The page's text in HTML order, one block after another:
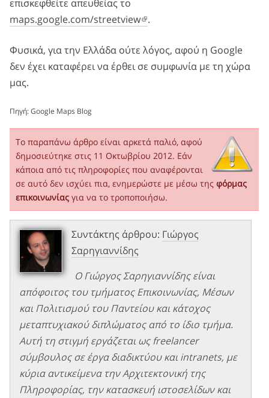
επισκεφθείτε απευθείας το
maps.google.com/streetview .
Φυσικά, για την Ελλάδα ούτε λόγος, αφού η Google
δεν έχει καταφέρει να έρθει σε συμφωνία με τη χώρα
μας.
Πηγή:Google Maps Blog
Το παραπάνω άρθρο είναι αρκετά παλιό, αφού
δημοσιεύτηκε στις 11 Οκτωβρίου 2012. Εάν
κάποια από τις πληροφορίες που αναφέρονται
σε αυτό δεν ισχύει πια, ενημερώστε με μέσω της φόρμας
επικοινωνίας για να το τροποποιήσω.
Συντάκτης άρθρου: Γιώργος
Σαρηγιαννίδης
Ο Γιώργος Σαρηγιαννίδης είναι
απόφοιτος του τμήματος Επικοινωνίας, Μέσων
και Πολιτισμού του Παντείου και κάτοχος
μεταπτυχιακού διπλώματος από το ίδιο τμήμα.
Αυτή τη στιγμή εργάζεται ως freelancer
σύμβουλος σε έργα διαδικτύου και intranets, με
κύρια αντικείμενα την Αρχιτεκτονική της
Πληροφορίας, την κατασκευή ιστοσελίδων και